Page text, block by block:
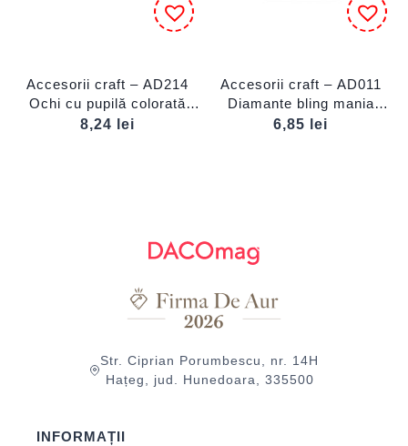
Accesorii craft – AD214
Ochi cu pupilă colorată
DACO
8,24 lei
Accesorii craft – AD011
Diamante bling mania
DACO
6,85 lei
Str. Ciprian Porumbescu, nr. 14H
Hațeg, jud. Hunedoara, 335500
INFORMAȚII